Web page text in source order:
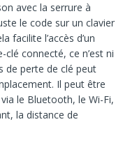
avec la serrure à
le code sur un clavier
facilite l’accès d’un
connecté, ce n’est ni
de perte de clé peut
Il peut être
via le Bluetooth, le Wi-Fi,
la distance de